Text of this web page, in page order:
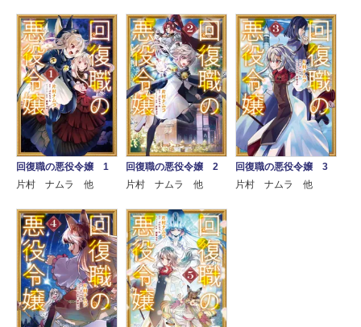
回復職の悪役令嬢 1
片村 ナムラ 他
回復職の悪役令嬢 2
片村 ナムラ 他
回復職の悪役令嬢 3
片村 ナムラ 他